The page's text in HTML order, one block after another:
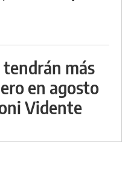
tendrán más
en agosto
Vidente